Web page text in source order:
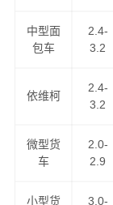
港邦物流作为韶
关到泰安货运专
中型面
包车
2.4-
3.2
依维柯
2.4-
3.2
微型货
车
2.0-
2.9
小型货
3.0-